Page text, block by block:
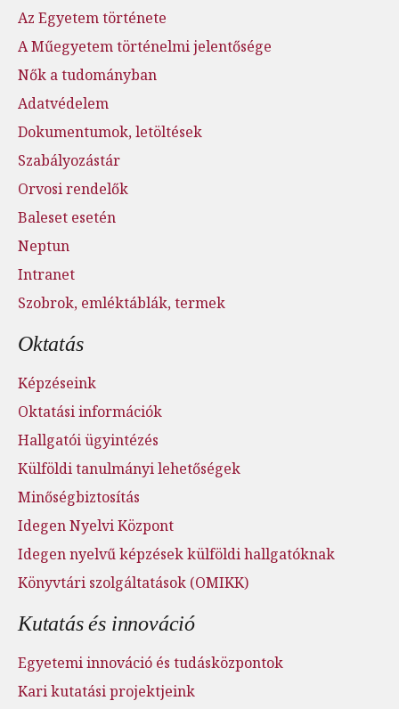
Az Egyetem története
A Műegyetem történelmi jelentősége
Nők a tudományban
Adatvédelem
Dokumentumok, letöltések
Szabályozástár
Orvosi rendelők
Baleset esetén
Neptun
Intranet
Szobrok, emléktáblák, termek
Oktatás
Képzéseink
Oktatási információk
Hallgatói ügyintézés
Külföldi tanulmányi lehetőségek
Minőségbiztosítás
Idegen Nyelvi Központ
Idegen nyelvű képzések külföldi hallgatóknak
Könyvtári szolgáltatások (OMIKK)
Kutatás és innováció
Egyetemi innováció és tudásközpontok
Kari kutatási projektjeink